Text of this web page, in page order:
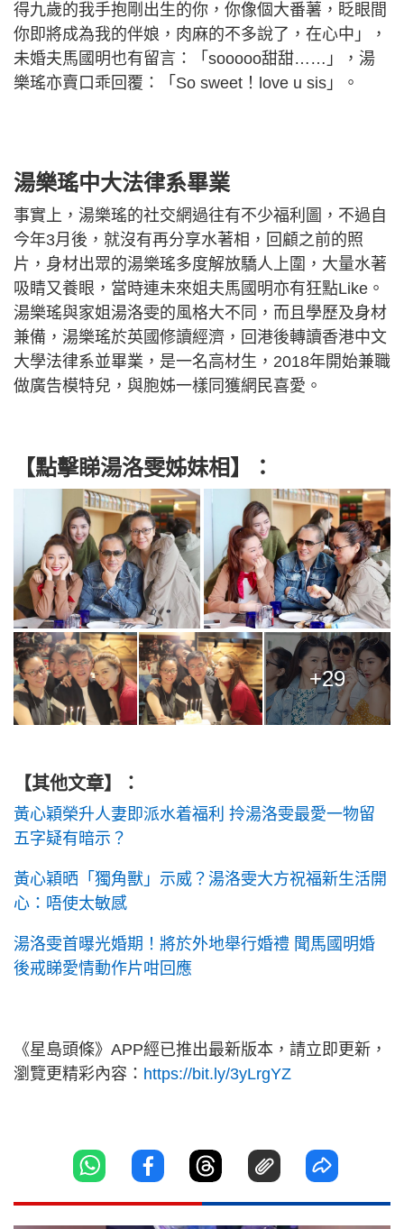
得九歲的我手抱剛出生的你，你像個大番薯，眨眼間
你即將成為我的伴娘，肉麻的不多說了，在心中」，
未婚夫馬國明也有留言：「sooooo甜甜……」，湯
樂瑤亦賣口乖回覆：「So sweet！love u sis」。
湯樂瑤中大法律系畢業
事實上，湯樂瑤的社交網過往有不少福利圖，不過自
今年3月後，就沒有再分享水著相，回顧之前的照
片，身材出眾的湯樂瑤多度解放驕人上圍，大量水著
吸睛又養眼，當時連未來姐夫馬國明亦有狂點Like。
湯樂瑤與家姐湯洛雯的風格大不同，而且學歷及身材
兼備，湯樂瑤於英國修讀經濟，回港後轉讀香港中文
大學法律系並畢業，是一名高材生，2018年開始兼職
做廣告模特兒，與胞姊一樣同獲網民喜愛。
【點擊睇湯洛雯姊妹相】：
+29
【其他文章】：
黃心穎榮升人妻即派水着福利 拎湯洛雯最愛一物留
五字疑有暗示？
黃心穎晒「獨角獸」示威？湯洛雯大方祝福新生活開
心：唔使太敏感
湯洛雯首曝光婚期！將於外地舉行婚禮 聞馬國明婚
後戒睇愛情動作片咁回應
《星島頭條》APP經已推出最新版本，請立即更新，
瀏覽更精彩內容： https://bit.ly/3yLrgYZ